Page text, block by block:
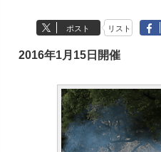
ポスト リスト
2016年1月15日開催